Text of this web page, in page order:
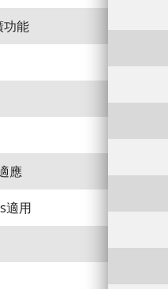
功能
應
適用